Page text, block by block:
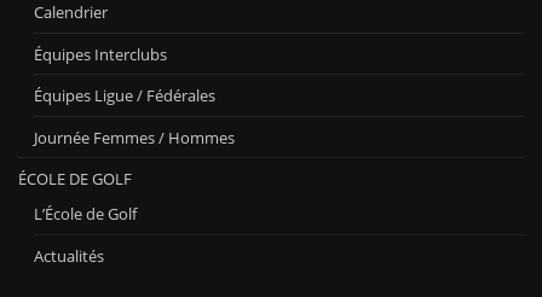
Calendrier
Équipes Interclubs
Équipes Ligue / Fédérales
Journée Femmes / Hommes
ÉCOLE DE GOLF
L’École de Golf
Actualités